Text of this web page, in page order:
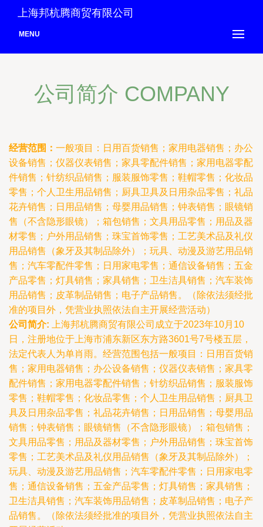
上海邦杭腾商贸有限公司
MENU
公司简介 COMPANY
经营范围： 一般项目：日用百货销售；家用电器销售；办公
设备销售；仪器仪表销售；家具零配件销售；家用电器零配
件销售；针纺织品销售；服装服饰零售；鞋帽零售；化妆品
零售；个人卫生用品销售；厨具卫具及日用杂品零售；礼品
花卉销售；日用品销售；母婴用品销售；钟表销售；眼镜销
售（不含隐形眼镜）；箱包销售；文具用品零售；用品及器
材零售；户外用品销售；珠宝首饰零售；工艺美术品及礼仪
用品销售（象牙及其制品除外）；玩具、动漫及游艺用品销
售；汽车零配件零售；日用家电零售；通信设备销售；五金
产品零售；灯具销售；家具销售；卫生洁具销售；汽车装饰
用品销售；皮革制品销售；电子产品销售。（除依法须经批
准的项目外，凭营业执照依法自主开展经营活动）
公司简介: 上海邦杭腾商贸有限公司成立于2023年10月10
日，注册地位于上海市浦东新区东方路3601号7号楼五层，
法定代表人为单肖雨。经营范围包括一般项目：日用百货销
售；家用电器销售；办公设备销售；仪器仪表销售；家具零
配件销售；家用电器零配件销售；针纺织品销售；服装服饰
零售；鞋帽零售；化妆品零售；个人卫生用品销售；厨具卫
具及日用杂品零售；礼品花卉销售；日用品销售；母婴用品
销售；钟表销售；眼镜销售（不含隐形眼镜）；箱包销售；
文具用品零售；用品及器材零售；户外用品销售；珠宝首饰
零售；工艺美术品及礼仪用品销售（象牙及其制品除外）；
玩具、动漫及游艺用品销售；汽车零配件零售；日用家电零
售；通信设备销售；五金产品零售；灯具销售；家具销售；
卫生洁具销售；汽车装饰用品销售；皮革制品销售；电子产
品销售。（除依法须经批准的项目外，凭营业执照依法自主